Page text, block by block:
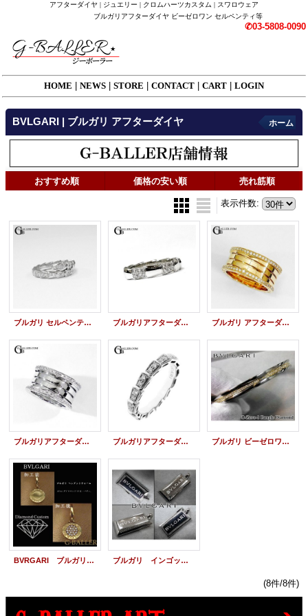
アフターダイヤ | ジュエリー | クロムハーツカスタム | スワロウェア
ブルガリアフターダイヤ ビーゼロワン セルペンティ等
✆03-5808-0090
HOME NEWS STORE CONTACT CART LOGIN
BVLGARI | ブルガリ アフターダイヤ ホーム
おすすめ順 価格の安い順 売れ筋順
表示件数:
ブルガリ セルペンティ ヴァイパー リング アフターダイヤ パヴェダイヤモンド ブルガリアフターダイヤ | セルペンティ ヴァイパー リング ダイヤモンド ブルガリ アフターダイヤ ビーゼロワン リング エッジ ダイヤ イエローゴールド
ブルガリアフターダイヤ | ビーゼロワンリング ダイヤモンド ブルガリアフターダイヤ | セルペンティ ウェディングリング ダイヤモンド ブルガリ ビーゼロワン アフターダイヤ バングル ブレスレット
BVRGARI ブルガリ ペンダント チャーム アフターダイヤ パヴェカスタム ブルガリ インゴットペンダント・ダイヤモンドカスタム ブランドネックレス
(8件/8件)